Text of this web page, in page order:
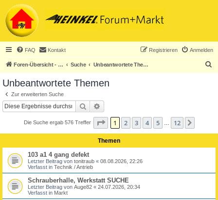
FAQ Kontakt Anmelden
Registrieren
Foren-Übersicht - ACHTUNG! Neuregistrierung nur noch für Heinkel-Club-Mitglieder! Suche Unbeantwortete Themen
Unbeantwortete Themen
Zur erweiterten Suche
Suche
Die Suche ergab 576 Treffer Seite 1von 12
1 2 3 4 5 12
Themen
103 a1 4 gang defekt
Letzter Beitrag von tonitraub « 08.08.2026, 22:26
Verfasst in Technik / Antrieb
Schrauberhalle, Werkstatt SUCHE
Letzter Beitrag von Auge82 « 24.07.2026, 20:34
Verfasst in Markt